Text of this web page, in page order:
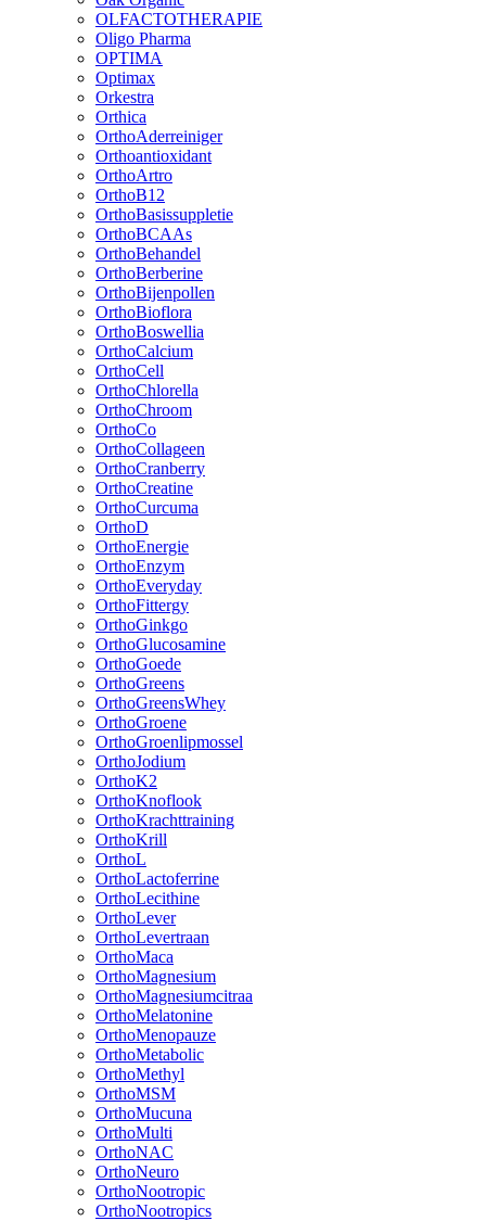
OLFACTOTHERAPIE
Oligo Pharma
OPTIMA
Optimax
Orkestra
Orthica
OrthoAderreiniger
Orthoantioxidant
OrthoArtro
OrthoB12
OrthoBasissuppletie
OrthoBCAAs
OrthoBehandel
OrthoBerberine
OrthoBijenpollen
OrthoBioflora
OrthoBoswellia
OrthoCalcium
OrthoCell
OrthoChlorella
OrthoChroom
OrthoCo
OrthoCollageen
OrthoCranberry
OrthoCreatine
OrthoCurcuma
OrthoD
OrthoEnergie
OrthoEnzym
OrthoEveryday
OrthoFittergy
OrthoGinkgo
OrthoGlucosamine
OrthoGoede
OrthoGreens
OrthoGreensWhey
OrthoGroene
OrthoGroenlipmossel
OrthoJodium
OrthoK2
OrthoKnoflook
OrthoKrachttraining
OrthoKrill
OrthoL
OrthoLactoferrine
OrthoLecithine
OrthoLever
OrthoLevertraan
OrthoMaca
OrthoMagnesium
OrthoMagnesiumcitraa
OrthoMelatonine
OrthoMenopauze
OrthoMetabolic
OrthoMethyl
OrthoMSM
OrthoMucuna
OrthoMulti
OrthoNAC
OrthoNeuro
OrthoNootropic
OrthoNootropics